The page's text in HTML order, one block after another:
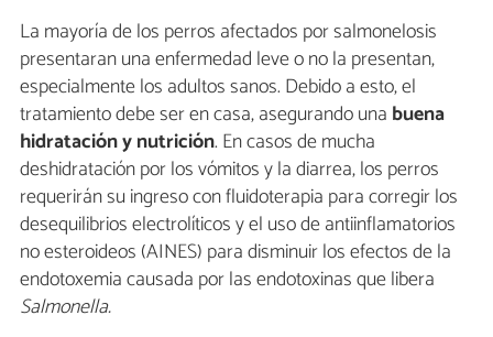
La mayoría de los perros afectados por salmonelosis
presentaran una enfermedad leve o no la presentan,
especialmente los adultos sanos. Debido a esto, el
tratamiento debe ser en casa, asegurando una buena
hidratación y nutrición. En casos de mucha
deshidratación por los vómitos y la diarrea, los perros
requerirán su ingreso con fluidoterapia para corregir los
desequilibrios electrolíticos y el uso de antiinflamatorios
no esteroideos (AINES) para disminuir los efectos de la
endotoxemia causada por las endotoxinas que libera
Salmonella.